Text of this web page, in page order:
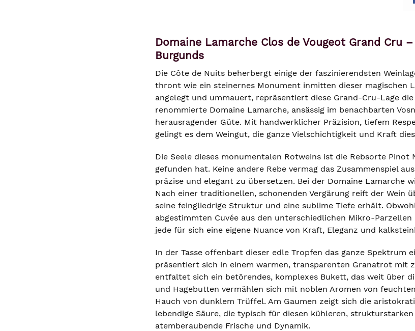
Domaine Lamarche Clos de Vougeot Grand Cru
Burgunds
Die Côte de Nuits beherbergt einige der faszinierendsten
thront wie ein steinernes Monument inmitten dieser magischen
angelegt und ummauert, repräsentiert diese Grand-Cru-Lage
renommierte Domaine Lamarche, ansässig im benachbarten
herausragender Güte. Mit handwerklicher Präzision, tiefem
gelingt es dem Weingut, die ganze Vielschichtigkeit und Kraft
Die Seele dieses monumentalen Rotweins ist die Rebsorte
gefunden hat. Keine andere Rebe vermag das Zusammenspiel
präzise und elegant zu übersetzen. Bei der Domaine Lamarche
Nach einer traditionellen, schonenden Vergärung reift der Wein
seine feingliedrige Struktur und eine sublime Tiefe erhält.
abgestimmten Cuvée aus den unterschiedlichen Mikro-
jede für sich eine eigene Nuance von Kraft, Eleganz und
In der Tasse offenbart dieser edle Tropfen das ganze Spektrum
präsentiert sich in einem warmen, transparenten Granatrot mit
entfaltet sich ein betörendes, komplexes Bukett, das weit über
und Hagebutten vermählen sich mit noblen Aromen von
Hauch von dunklem Trüffel. Am Gaumen zeigt sich die
lebendige Säure, die typisch für diesen kühleren,
atemberaubende Frische und Dynamik.